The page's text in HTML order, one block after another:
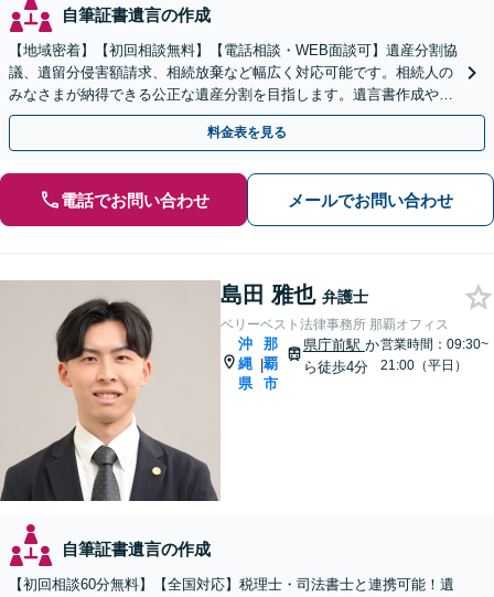
自筆証書遺言の作成
【地域密着】【初回相談無料】【電話相談・WEB面談可】遺産分割協
議、遺留分侵害額請求、相続放棄など幅広く対応可能です。相続人の
みなさまが納得できる公正な遺産分割を目指します。遺言書作成や成
年後見人など、相続に向けた生前対策もお任せください。
料金表を見る
電話でお問い合わせ メールでお問い合わせ
島田 雅也 弁護士
ベリーベスト法律事務所 那覇オフィス
沖
縄
県
|
那
覇
市
県庁前駅 か
ら徒歩4分
営業時間：09:30~
21:00（平日）
自筆証書遺言の作成
【初回相談60分無料】【全国対応】税理士・司法書士と連携可能！遺